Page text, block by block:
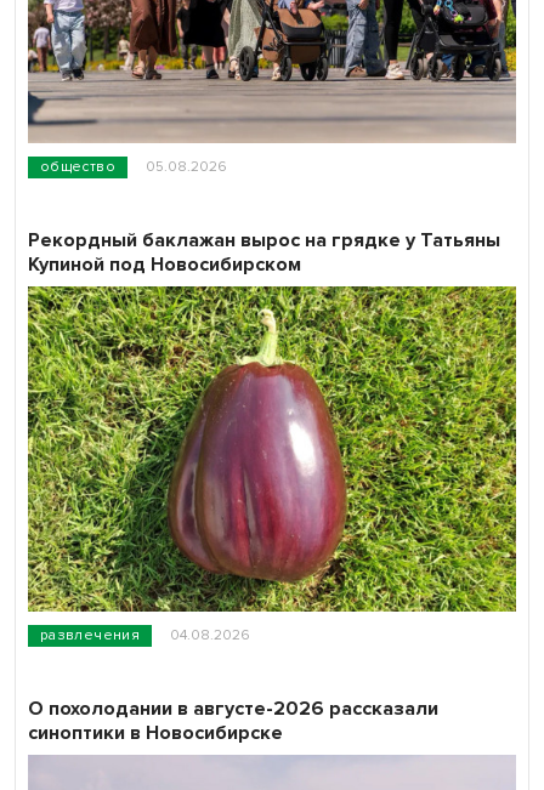
общество 05.08.2026
развлечения 04.08.2026
Рекордный баклажан вырос на грядке у Татьяны
Купиной под Новосибирском
О похолодании в августе-2026 рассказали
синоптики в Новосибирске